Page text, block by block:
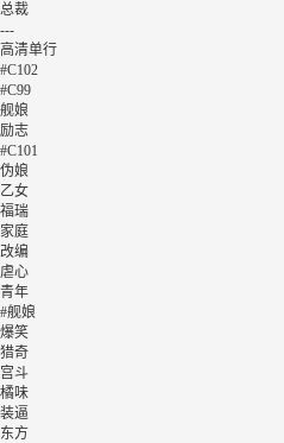
总裁
---
高清单行
#C102
#C99
舰娘
励志
#C101
伪娘
乙女
福瑞
家庭
改编
虐心
青年
#舰娘
爆笑
猎奇
宫斗
橘味
装逼
东方